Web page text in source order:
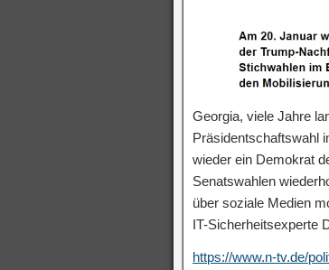
Georgia, viele Jahre
Präsidentschaftswahl
wieder ein Demokrat
Senatswahlen
über soziale Medien
IT-Sicherheitsexperte
https://www.n-tv.de/